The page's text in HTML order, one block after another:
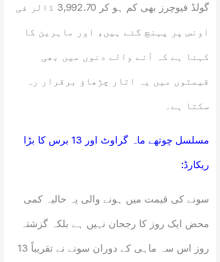
گولڈ فیوچرز بھی کم ہو کر 3,992.70 ڈالر فی
اونس پر پہنچ گئے ہیں، اور ماہرین کا
کہنا ہے کہ آنے والے دنوں میں بھی
قیمتوں میں یہ اتار چڑھاؤ برقرار رہ
سکتا ہے۔
مسلسل چوتھے ماہ گراوٹ اور 13 برس کا بڑا
ریکارڈ:
سونے کی قیمت میں ہونے والی یہ حالیہ کمی
محض ایک روز کا رجحان نہیں ہے بلکہ گزشتہ
روز اس سہ ماہی کے دوران سونے نے تقریباً 13